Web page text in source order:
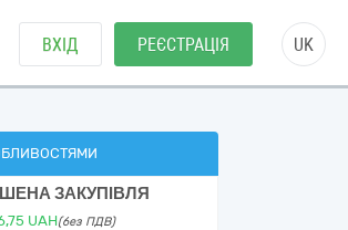
ВХІД РЕЄСТРАЦІЯ UK
ЗАКУПІВЛЯ
UAH(без ПДВ)